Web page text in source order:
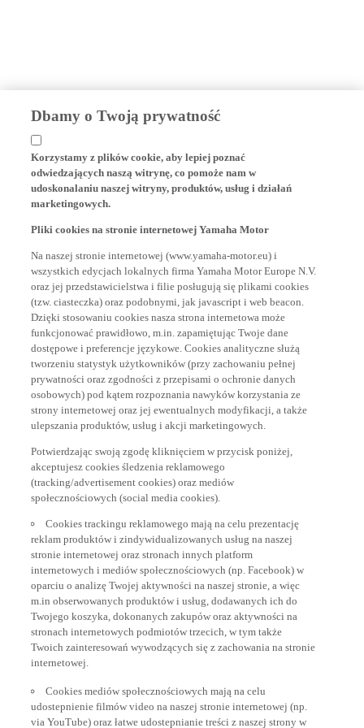
Dbamy o Twoją prywatność
Korzystamy z plików cookie, aby lepiej poznać
odwiedzających naszą witrynę, co pomoże nam w
udoskonalaniu naszej witryny, produktów, usług i działań
marketingowych.
Pliki cookies na stronie internetowej Yamaha Motor
Na naszej stronie internetowej (www.yamaha-motor.eu) i
wszystkich edycjach lokalnych firma Yamaha Motor Europe N.V.
oraz jej przedstawicielstwa i filie posługują się plikami cookies
(tzw. ciasteczka) oraz podobnymi, jak javascript i web beacon.
Dzięki stosowaniu cookies nasza strona internetowa może
funkcjonować prawidłowo, m.in. zapamiętując Twoje dane
dostępowe i preferencje językowe. Cookies analityczne służą
tworzeniu statystyk użytkowników (przy zachowaniu pełnej
prywatności oraz zgodności z przepisami o ochronie danych
osobowych) pod kątem rozpoznania nawyków korzystania ze
strony internetowej oraz jej ewentualnych modyfikacji, a także
ulepszania produktów, usług i akcji marketingowych.
Potwierdzając swoją zgodę kliknięciem w przycisk poniżej,
akceptujesz cookies śledzenia reklamowego
(tracking/advertisement cookies) oraz mediów
społecznościowych (social media cookies).
Cookies trackingu reklamowego mają na celu prezentację
reklam produktów i zindywidualizowanych usług na naszej
stronie internetowej oraz stronach innych platform
internetowych i mediów społecznościowych (np. Facebook) w
oparciu o analizę Twojej aktywności na naszej stronie, a więc
m.in obserwowanych produktów i usług, dodawanych ich do
Twojego koszyka, dokonanych zakupów oraz aktywności na
stronach internetowych podmiotów trzecich, w tym także
Twoich zainteresowań wywodzących się z zachowania na stronie
internetowej.
Cookies mediów społecznościowych mają na celu
udostepnienie filmów video na naszej stronie internetowej (np.
via YouTube) oraz łatwe udostepnianie treści z naszej strony w